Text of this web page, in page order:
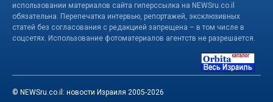
использовании материалов сайта гиперссылка на NEWSru.co.il
обязательна. Перепечатка интервью, репортажей, эксклюзивных
статей без согласования с редакцией запрещена – в том числе в
соцсетях. Использование фотоматериалов агентств не разрешается.
© NEWSru.co.il: новости Израиля 2005-2026